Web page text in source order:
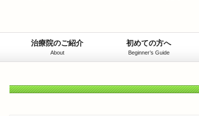
治療院のご紹介
About
初めての方へ
Beginner’s Guide